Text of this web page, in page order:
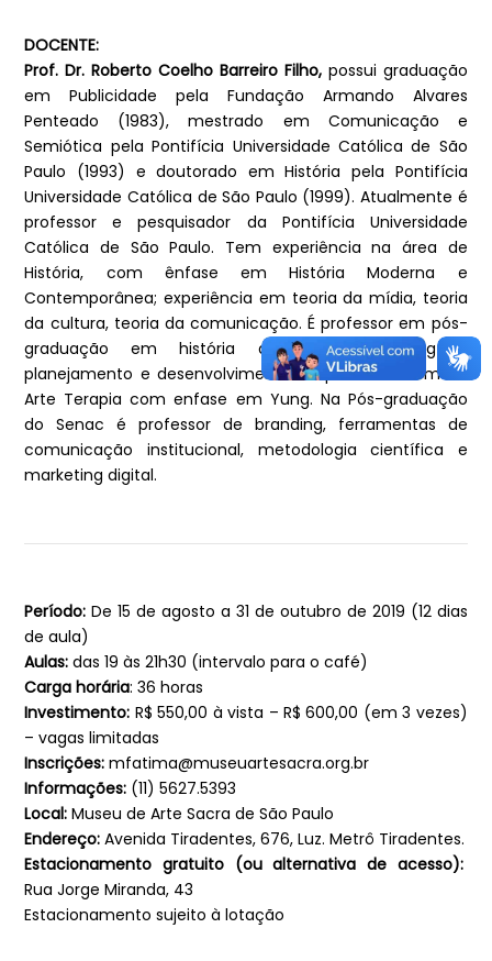
DOCENTE:
Prof. Dr. Roberto Coelho Barreiro Filho,possui graduação
em Publicidade pela Fundação Armando Alvares
Penteado (1983), mestrado em Comunicação e
Semiótica pela Pontifícia Universidade Católica de São
Paulo (1993) e doutorado em História pela Pontifícia
Universidade Católica de São Paulo (1999). Atualmente é
professor e pesquisador da Pontifícia Universidade
Católica de São Paulo. Tem experiência na área de
História, com ênfase em História Moderna e
Contemporânea; experiência em teoria da mídia, teoria
da cultura, teoria da comunicação. É professor em pós-
graduação em história da arte, marketing e
planejamento e desenvolvimento de produtos além de
Arte Terapia com enfase em Yung. Na Pós-graduação
do Senac é professor de branding, ferramentas de
comunicação institucional, metodologia científica e
marketing digital.
Período: De 15 de agosto a 31 de outubro de 2019 (12 dias
de aula)
Aulas: das 19 às 21h30 (intervalo para o café)
Carga horária: 36 horas
Investimento: R$ 550,00 à vista – R$ 600,00 (em 3 vezes)
– vagas limitadas
Inscrições: mfatima@museuartesacra.org.br
Informações: (11) 5627.5393
Local: Museu de Arte Sacra de São Paulo
Endereço: Avenida Tiradentes, 676, Luz. Metrô Tiradentes.
Estacionamento gratuito (ou alternativa de acesso):
Rua Jorge Miranda, 43
Estacionamento sujeito à lotação